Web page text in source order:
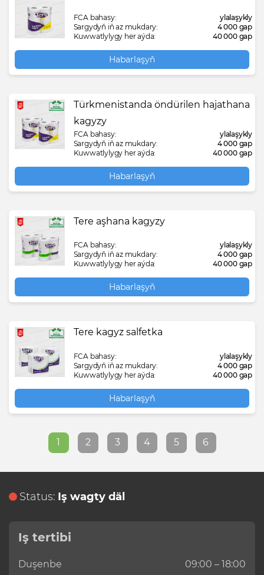
FCA bahasy:
ylalaşykly
Sargydyň iň az mukdary:
4 000 gap
Kuwwatlylygy her aýda:
40 000 gap
Habarlaşyň
Türkmenistanda öndürilen hajathana
kagyzy
FCA bahasy:
ylalaşykly
Sargydyň iň az mukdary:
4 000 gap
Kuwwatlylygy her aýda:
40 000 gap
Habarlaşyň
Tere aşhana kagyzy
FCA bahasy:
ylalaşykly
Sargydyň iň az mukdary:
4 000 gap
Kuwwatlylygy her aýda:
40 000 gap
Habarlaşyň
Tere kagyz salfetka
FCA bahasy:
ylalaşykly
Sargydyň iň az mukdary:
4 000 gap
Kuwwatlylygy her aýda:
40 000 gap
Habarlaşyň
1 2 3 4 5 6
Status: Iş wagty däl
Iş tertibi
Duşenbe
09:00 – 18:00